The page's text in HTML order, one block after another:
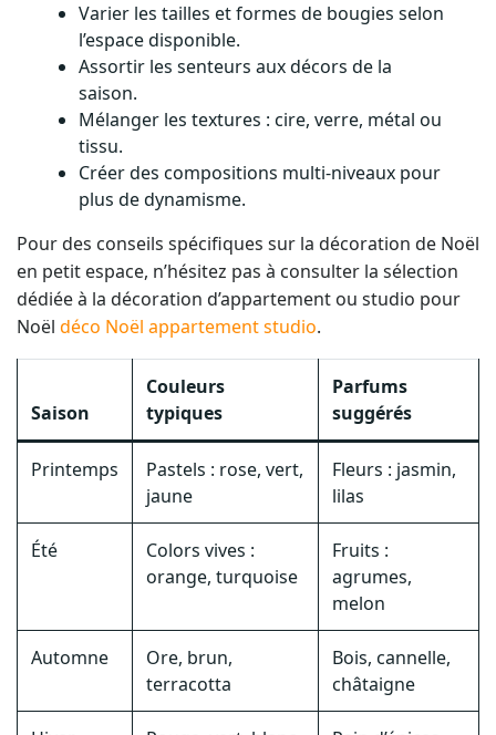
Varier les tailles et formes de bougies selon
l’espace disponible.
Assortir les senteurs aux décors de la
saison.
Mélanger les textures : cire, verre, métal ou
tissu.
Créer des compositions multi-niveaux pour
plus de dynamisme.
Pour des conseils spécifiques sur la décoration de Noël
en petit espace, n’hésitez pas à consulter la sélection
dédiée à la décoration d’appartement ou studio pour
Noël déco Noël appartement studio.
Saison
Couleurs
typiques
Parfums
suggérés
Printemps
Pastels : rose, vert,
jaune
Fleurs : jasmin,
lilas
Été
Colors vives :
orange, turquoise
Fruits :
agrumes,
melon
Automne
Ore, brun,
terracotta
Bois, cannelle,
châtaigne